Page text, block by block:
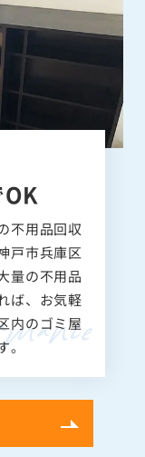
不用品回収
戸市兵庫区
量の不用品
ば、お気軽
内のゴミ屋
。